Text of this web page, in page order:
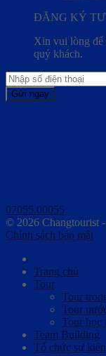
ĐĂNG KÝ
Xin vui lòng để
quý khách.
07055.00055
© 2026 Changtourist
Chính sách bảo mật
Trang chủ
Tour
Tour
Tour
Tour học
Team Building
Tổ chức sự kiện